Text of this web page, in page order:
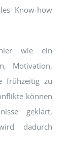
Know-how
hier wie ein
Motivation,
frühzeitig zu
können
geklärt,
dadurch